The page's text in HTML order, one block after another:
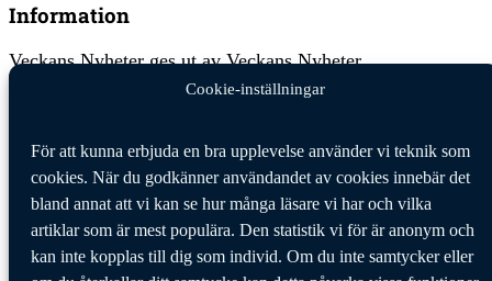
Cookie-inställningar
För att kunna erbjuda en bra upplevelse använder vi teknik som
cookies. När du godkänner användandet av cookies innebär det
bland annat att vi kan se hur många läsare vi har och vilka
artiklar som är mest populära. Den statistik vi för är anonym och
kan inte kopplas till dig som individ. Om du inte samtycker eller
Information
Veckans Nyheter ges ut av Veckans Nyheter
tidningsförening med organisationsnummer 802464-4687.
Veckans Nyheter behandlar dina personuppgifter i enlighet
med GDPR, allmänna dataskyddsförordningen, (EU)
2016/679.Klicka här för att läsa vår integritetspolicy
Klicka här för att läsa våra allmänna villkor vid köp.